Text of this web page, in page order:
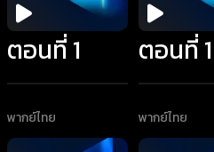
ตอนที่ 1
พากย์ไทย
ตอนที่ 1
พากย์ไทย